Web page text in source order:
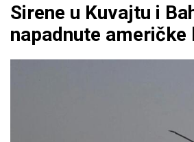
Sirene u Kuvajtu i
napadnute američke